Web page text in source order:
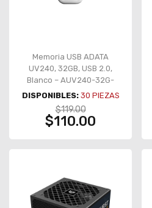
Memoria USB ADATA
UV240, 32GB, USB 2.0,
Blanco – AUV240-32G-
RWH
DISPONIBLES: 30 PIEZAS
$119.00
$110.00